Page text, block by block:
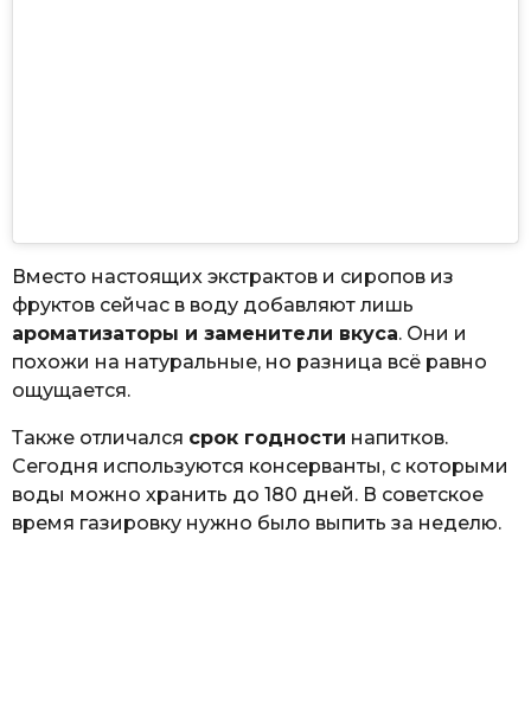
Вместо настоящих экстрактов и сиропов из
фруктов сейчас в воду добавляют лишь
ароматизаторы и заменители вкуса. Они и
похожи на натуральные, но разница всё равно
ощущается.
Также отличался срок годности напитков.
Сегодня используются консерванты, с которыми
воды можно хранить до 180 дней. В советское
время газировку нужно было выпить за неделю.